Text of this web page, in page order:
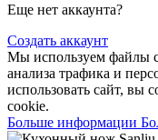
Еще нет аккаунта?
Создать аккаунт
Мы используем файлы
анализа трафика и
использовать сайт, вы
cookie.
Больше информации